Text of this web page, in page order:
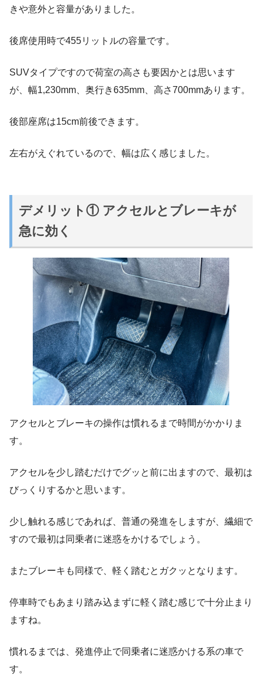
きや意外と容量がありました。
後席使用時で455リットルの容量です。
SUVタイプですので荷室の高さも要因かとは思います
が、幅1,230mm、奥行き635mm、高さ700mmあります。
後部座席は15cm前後できます。
左右がえぐれているので、幅は広く感じました。
デメリット① アクセルとブレーキが
急に効く
アクセルとブレーキの操作は慣れるまで時間がかかりま
す。
アクセルを少し踏むだけでグッと前に出ますので、最初は
びっくりするかと思います。
少し触れる感じであれば、普通の発進をしますが、繊細で
すので最初は同乗者に迷惑をかけるでしょう。
またブレーキも同様で、軽く踏むとガクッとなります。
停車時でもあまり踏み込まずに軽く踏む感じで十分止まり
ますね。
慣れるまでは、発進停止で同乗者に迷惑かける系の車で
す。